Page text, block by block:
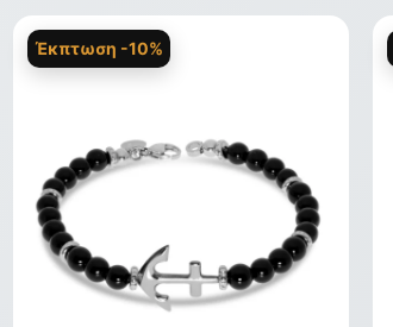
Έκπτωση -10%